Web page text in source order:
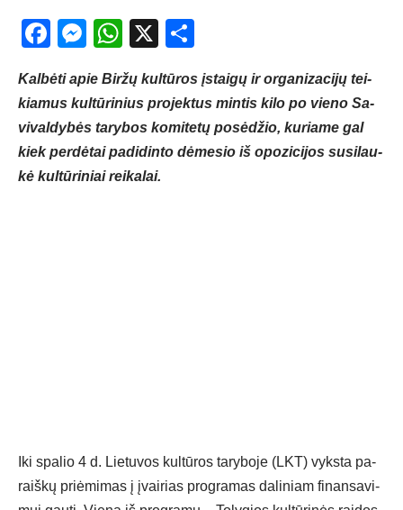
Facebook
Messenger
WhatsApp
X
Kal­bė­ti apie Bir­žų kul­tū­ros įstai­gų ir or­ga­ni­za­ci­jų tei­
kia­mus kul­tū­ri­nius pro­jek­tus min­tis ki­lo po vie­no Sa­
vi­val­dy­bės ta­ry­bos ko­mi­te­tų po­sė­džio, ku­ria­me gal
kiek per­dė­tai pa­di­din­to dė­me­sio iš opo­zi­ci­jos su­si­lau­
kė kul­tū­ri­niai rei­ka­lai.
Iki spa­lio 4 d. Lie­tu­vos kul­tū­ros ta­ry­bo­je (LKT) vyks­ta pa­
raiš­kų priė­mi­mas į įvai­rias pro­gra­mas da­li­niam fi­nan­sa­vi­